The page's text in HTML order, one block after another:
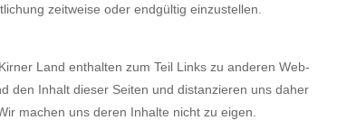
zeitweise oder endgültig einzustellen.
Land enthalten zum Teil Links zu anderen Web-
den Inhalt dieser Seiten und distanzieren uns daher
machen uns deren Inhalte nicht zu eigen.